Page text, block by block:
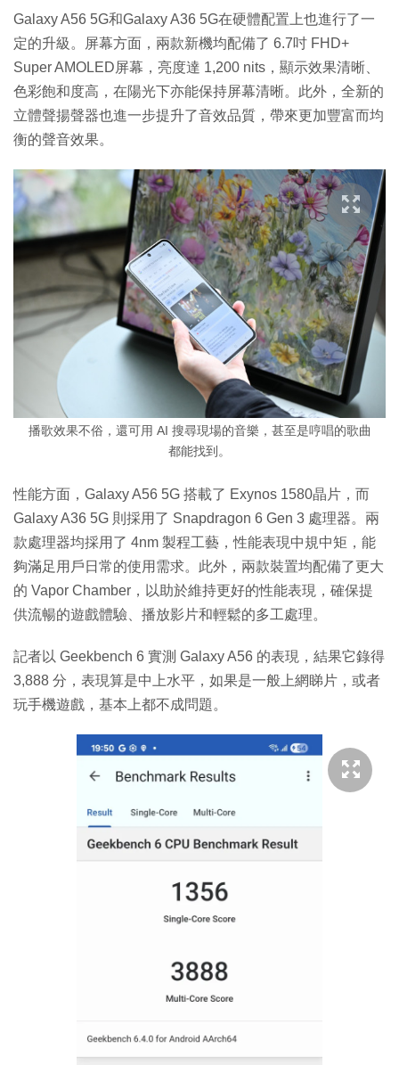
Galaxy A56 5G和Galaxy A36 5G在硬體配置上也進行了一
定的升級。屏幕方面，兩款新機均配備了 6.7吋 FHD+
Super AMOLED屏幕，亮度達 1,200 nits，顯示效果清晰、
色彩飽和度高，在陽光下亦能保持屏幕清晰。此外，全新的
立體聲揚聲器也進一步提升了音效品質，帶來更加豐富而均
衡的聲音效果。
播歌效果不俗，還可用 AI 搜尋現場的音樂，甚至是哼唱的歌曲
都能找到。
性能方面，Galaxy A56 5G 搭載了 Exynos 1580晶片，而
Galaxy A36 5G 則採用了 Snapdragon 6 Gen 3 處理器。兩
款處理器均採用了 4nm 製程工藝，性能表現中規中矩，能
夠滿足用戶日常的使用需求。此外，兩款裝置均配備了更大
的 Vapor Chamber，以助於維持更好的性能表現，確保提
供流暢的遊戲體驗、播放影片和輕鬆的多工處理。
記者以 Geekbench 6 實測 Galaxy A56 的表現，結果它錄得
3,888 分，表現算是中上水平，如果是一般上網睇片，或者
玩手機遊戲，基本上都不成問題。